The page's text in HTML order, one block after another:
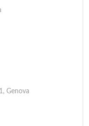
Genova